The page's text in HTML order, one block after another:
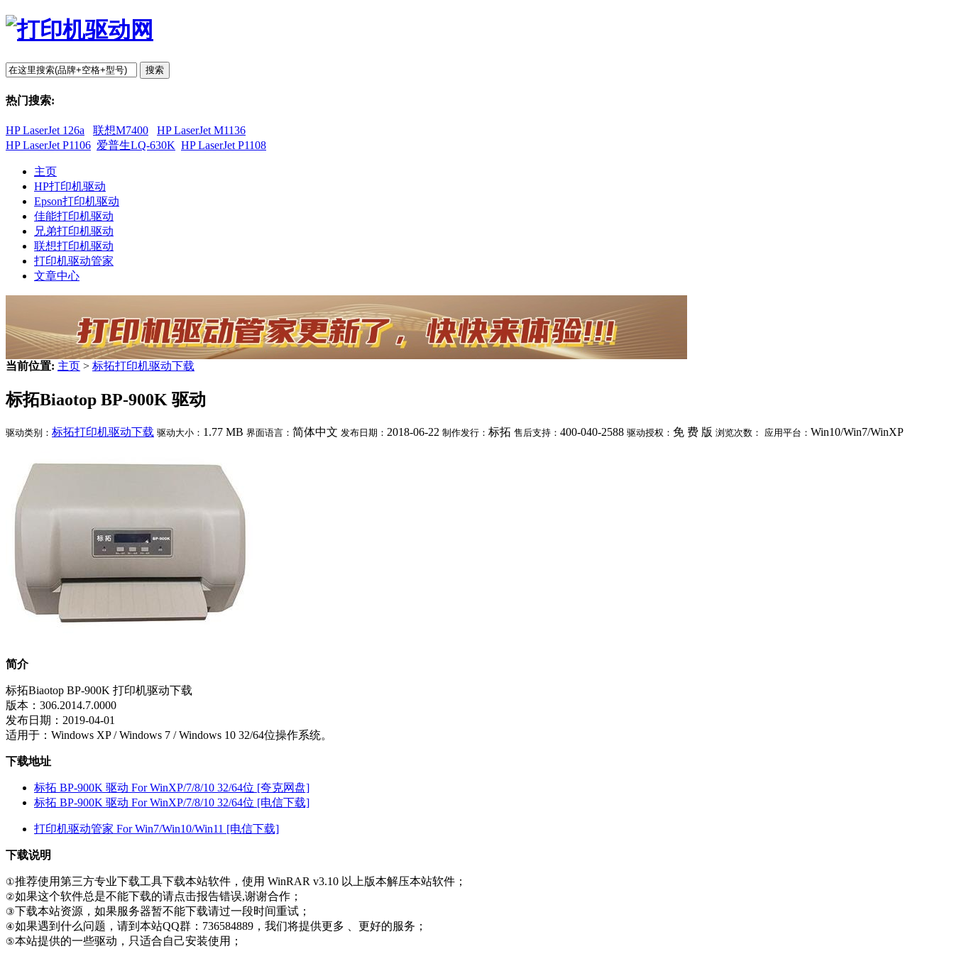
搜索
热门搜索:
HP LaserJet 126a 联想M7400
HP LaserJet M1136
HP LaserJet P1106 爱普生LQ-630K HP LaserJet P1108
主页
HP打印机驱动
Epson打印机驱动
佳能打印机驱动
兄弟打印机驱动
联想打印机驱动
打印机驱动管家
文章中心
当前位置: 主页 > 标拓打印机驱动下载
标拓Biaotop BP-900K 驱动
驱动类别： 标拓打印机驱动下载 驱动大小： 1.77 MB 界面语言： 简体中文 发布日期： 2018-06-22 制作发行： 标拓 售后支持： 400-040-2588 驱动授权： 免 费 版 浏览次数： 应用平台： Win10/Win7/WinXP
简介
标拓Biaotop BP-900K 打印机驱动下载
版本：306.2014.7.0000
发布日期：2019-04-01
适用于：Windows XP / Windows 7 / Windows 10 32/64位操作系统。
下载地址
标拓 BP-900K 驱动 For WinXP/7/8/10 32/64位 [夸克网盘]
标拓 BP-900K 驱动 For WinXP/7/8/10 32/64位 [电信下载]
打印机驱动管家 For Win7/Win10/Win11 [电信下载]
下载说明
①推荐使用第三方专业下载工具下载本站软件，使用 WinRAR v3.10 以上版本解压本站软件；
②如果这个软件总是不能下载的请点击报告错误,谢谢合作；
③下载本站资源，如果服务器暂不能下载请过一段时间重试；
④如果遇到什么问题，请到本站QQ群：736584889，我们将提供更多 、更好的服务；
⑤本站提供的一些驱动，只适合自己安装使用；